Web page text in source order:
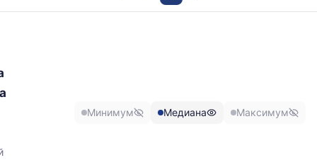
максимальной Минимум Медиана Максимум